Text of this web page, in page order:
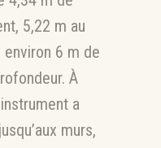
5,22 m au
environ 6 m de
À
a
murs,